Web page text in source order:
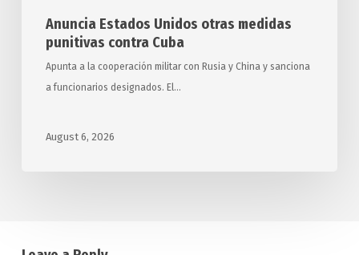
Anuncia Estados Unidos otras medidas
punitivas contra Cuba
Apunta a la cooperación militar con Rusia y China y sanciona
a funcionarios designados. El…
August 6, 2026